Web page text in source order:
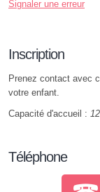
Signaler une erreur
Inscription
Prenez contact avec
votre enfant.
Capacité d'accueil :
Téléphone